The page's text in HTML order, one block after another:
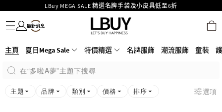
LBuy MEGA SALE 精選名牌手袋及小皮具低至6折
Goyard Hobo / Hobo Mini人氣限量特別版限時原價低至75折!
LBuy呈獻 - Hermès 及 Chanel 手袋及首飾原價低至6折，立即入手!
426號舖！
MOKO 1樓175號鋪旗艦店特設名牌Hermès、CHANEL及LV專區！
購物滿HKD500即享免運費！
名牌服飾
潮流服飾
童裝
護膚美妝
香水香薰
個人護理
母嬰護理
遊戲及精品玩具
文儀用品
家居生活
電子產品
美食
醫藥保健
運動與戶外用品
主頁 夏日Mega Sale 特價精選 名牌服飾 潮流服飾 童裝
在“多啦A夢”主題下搜尋
主題 品牌 類別 價格 排序 選項